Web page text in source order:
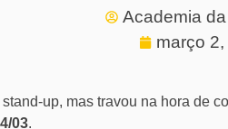
Academia
março
up, mas travou na hora de
03.